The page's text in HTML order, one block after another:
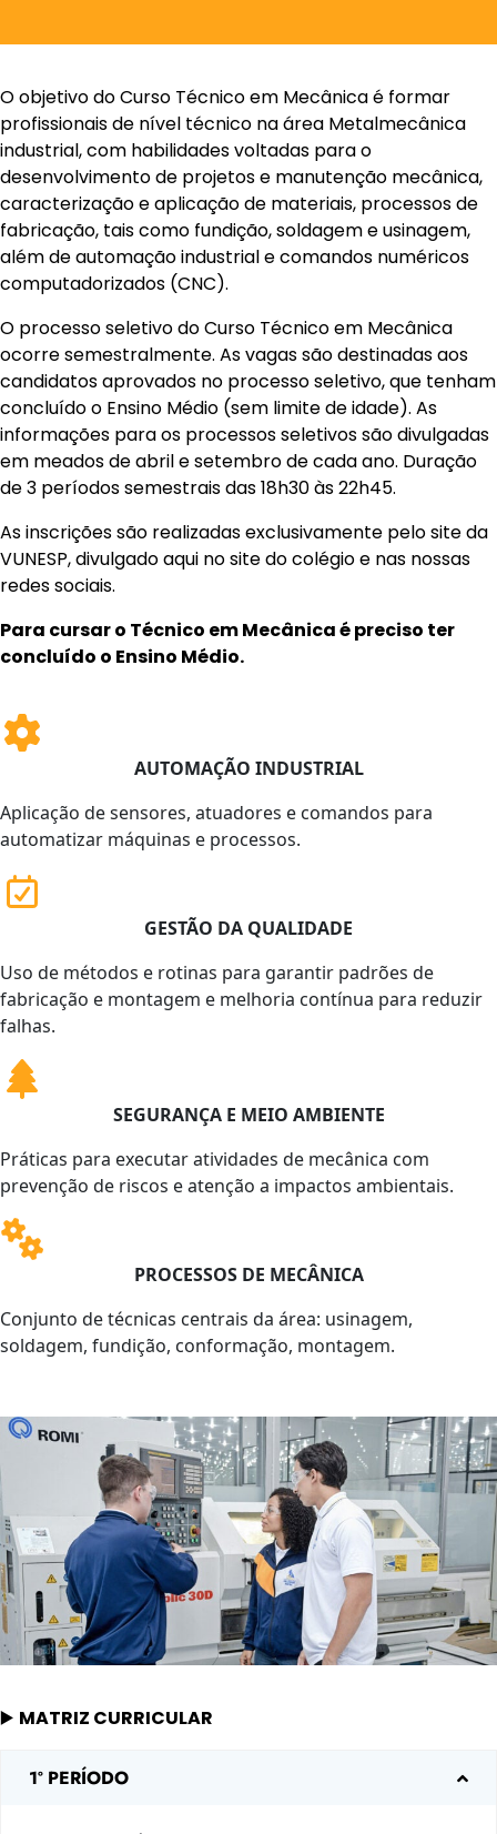
O objetivo do Curso Técnico em Mecânica é formar
profissionais de nível técnico na área Metalmecânica
industrial, com habilidades voltadas para o
desenvolvimento de projetos e manutenção mecânica,
caracterização e aplicação de materiais, processos de
fabricação, tais como fundição, soldagem e usinagem,
além de automação industrial e comandos numéricos
computadorizados (CNC).
O processo seletivo do Curso Técnico em Mecânica
ocorre semestralmente. As vagas são destinadas aos
candidatos aprovados no processo seletivo, que tenham
concluído o Ensino Médio (sem limite de idade). As
informações para os processos seletivos são divulgadas
em meados de abril e setembro de cada ano. Duração
de 3 períodos semestrais das 18h30 às 22h45.
As inscrições são realizadas exclusivamente pelo site da
VUNESP, divulgado aqui no site do colégio e nas nossas
redes sociais.
Para cursar o Técnico em Mecânica é preciso ter
concluído o Ensino Médio.
AUTOMAÇÃO INDUSTRIAL
Aplicação de sensores, atuadores e comandos para
automatizar máquinas e processos.
GESTÃO DA QUALIDADE
Uso de métodos e rotinas para garantir padrões de
fabricação e montagem e melhoria contínua para reduzir
falhas.
SEGURANÇA E MEIO AMBIENTE
Práticas para executar atividades de mecânica com
prevenção de riscos e atenção a impactos ambientais.
PROCESSOS DE MECÂNICA
Conjunto de técnicas centrais da área: usinagem,
soldagem, fundição, conformação, montagem.
▶️ MATRIZ CURRICULAR
1º PERÍODO